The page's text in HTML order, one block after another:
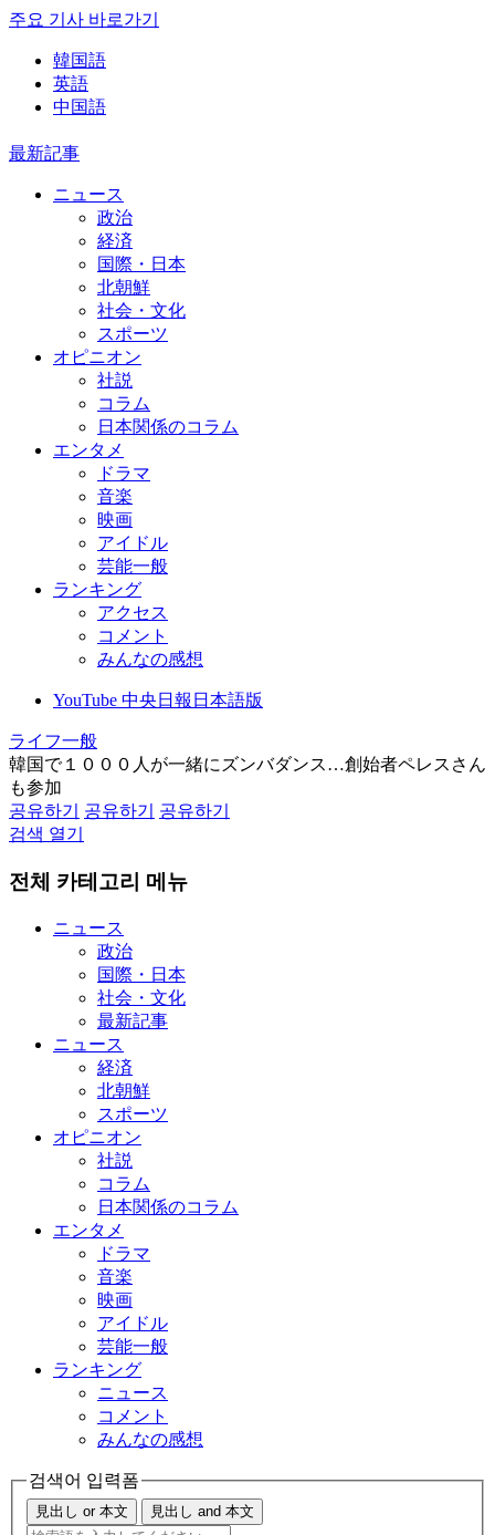
주요 기사 바로가기
韓国語
英語
中国語
最新記事
ニュース
政治
経済
国際・日本
北朝鮮
社会・文化
スポーツ
オピニオン
社説
コラム
日本関係のコラム
エンタメ
ドラマ
音楽
映画
アイドル
芸能一般
ランキング
アクセス
コメント
みんなの感想
YouTube 中央日報日本語版
ライフ一般
韓国で１０００人が一緒にズンバダンス…創始者ペレスさん
も参加
공유하기
공유하기
공유하기
검색 열기
전체 카테고리 메뉴
ニュース
政治
国際・日本
社会・文化
最新記事
ニュース
経済
北朝鮮
スポーツ
オピニオン
社説
コラム
日本関係のコラム
エンタメ
ドラマ
音楽
映画
アイドル
芸能一般
ランキング
ニュース
コメント
みんなの感想
검색어 입력폼
見出し or 本文 見出し and 本文